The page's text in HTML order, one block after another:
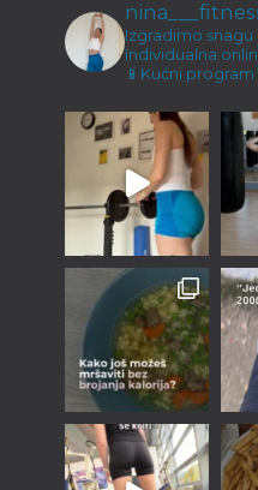
Malene ručice i kokos
23/12/2022
Izgradimo snagu
Individualna
📱Kućni program